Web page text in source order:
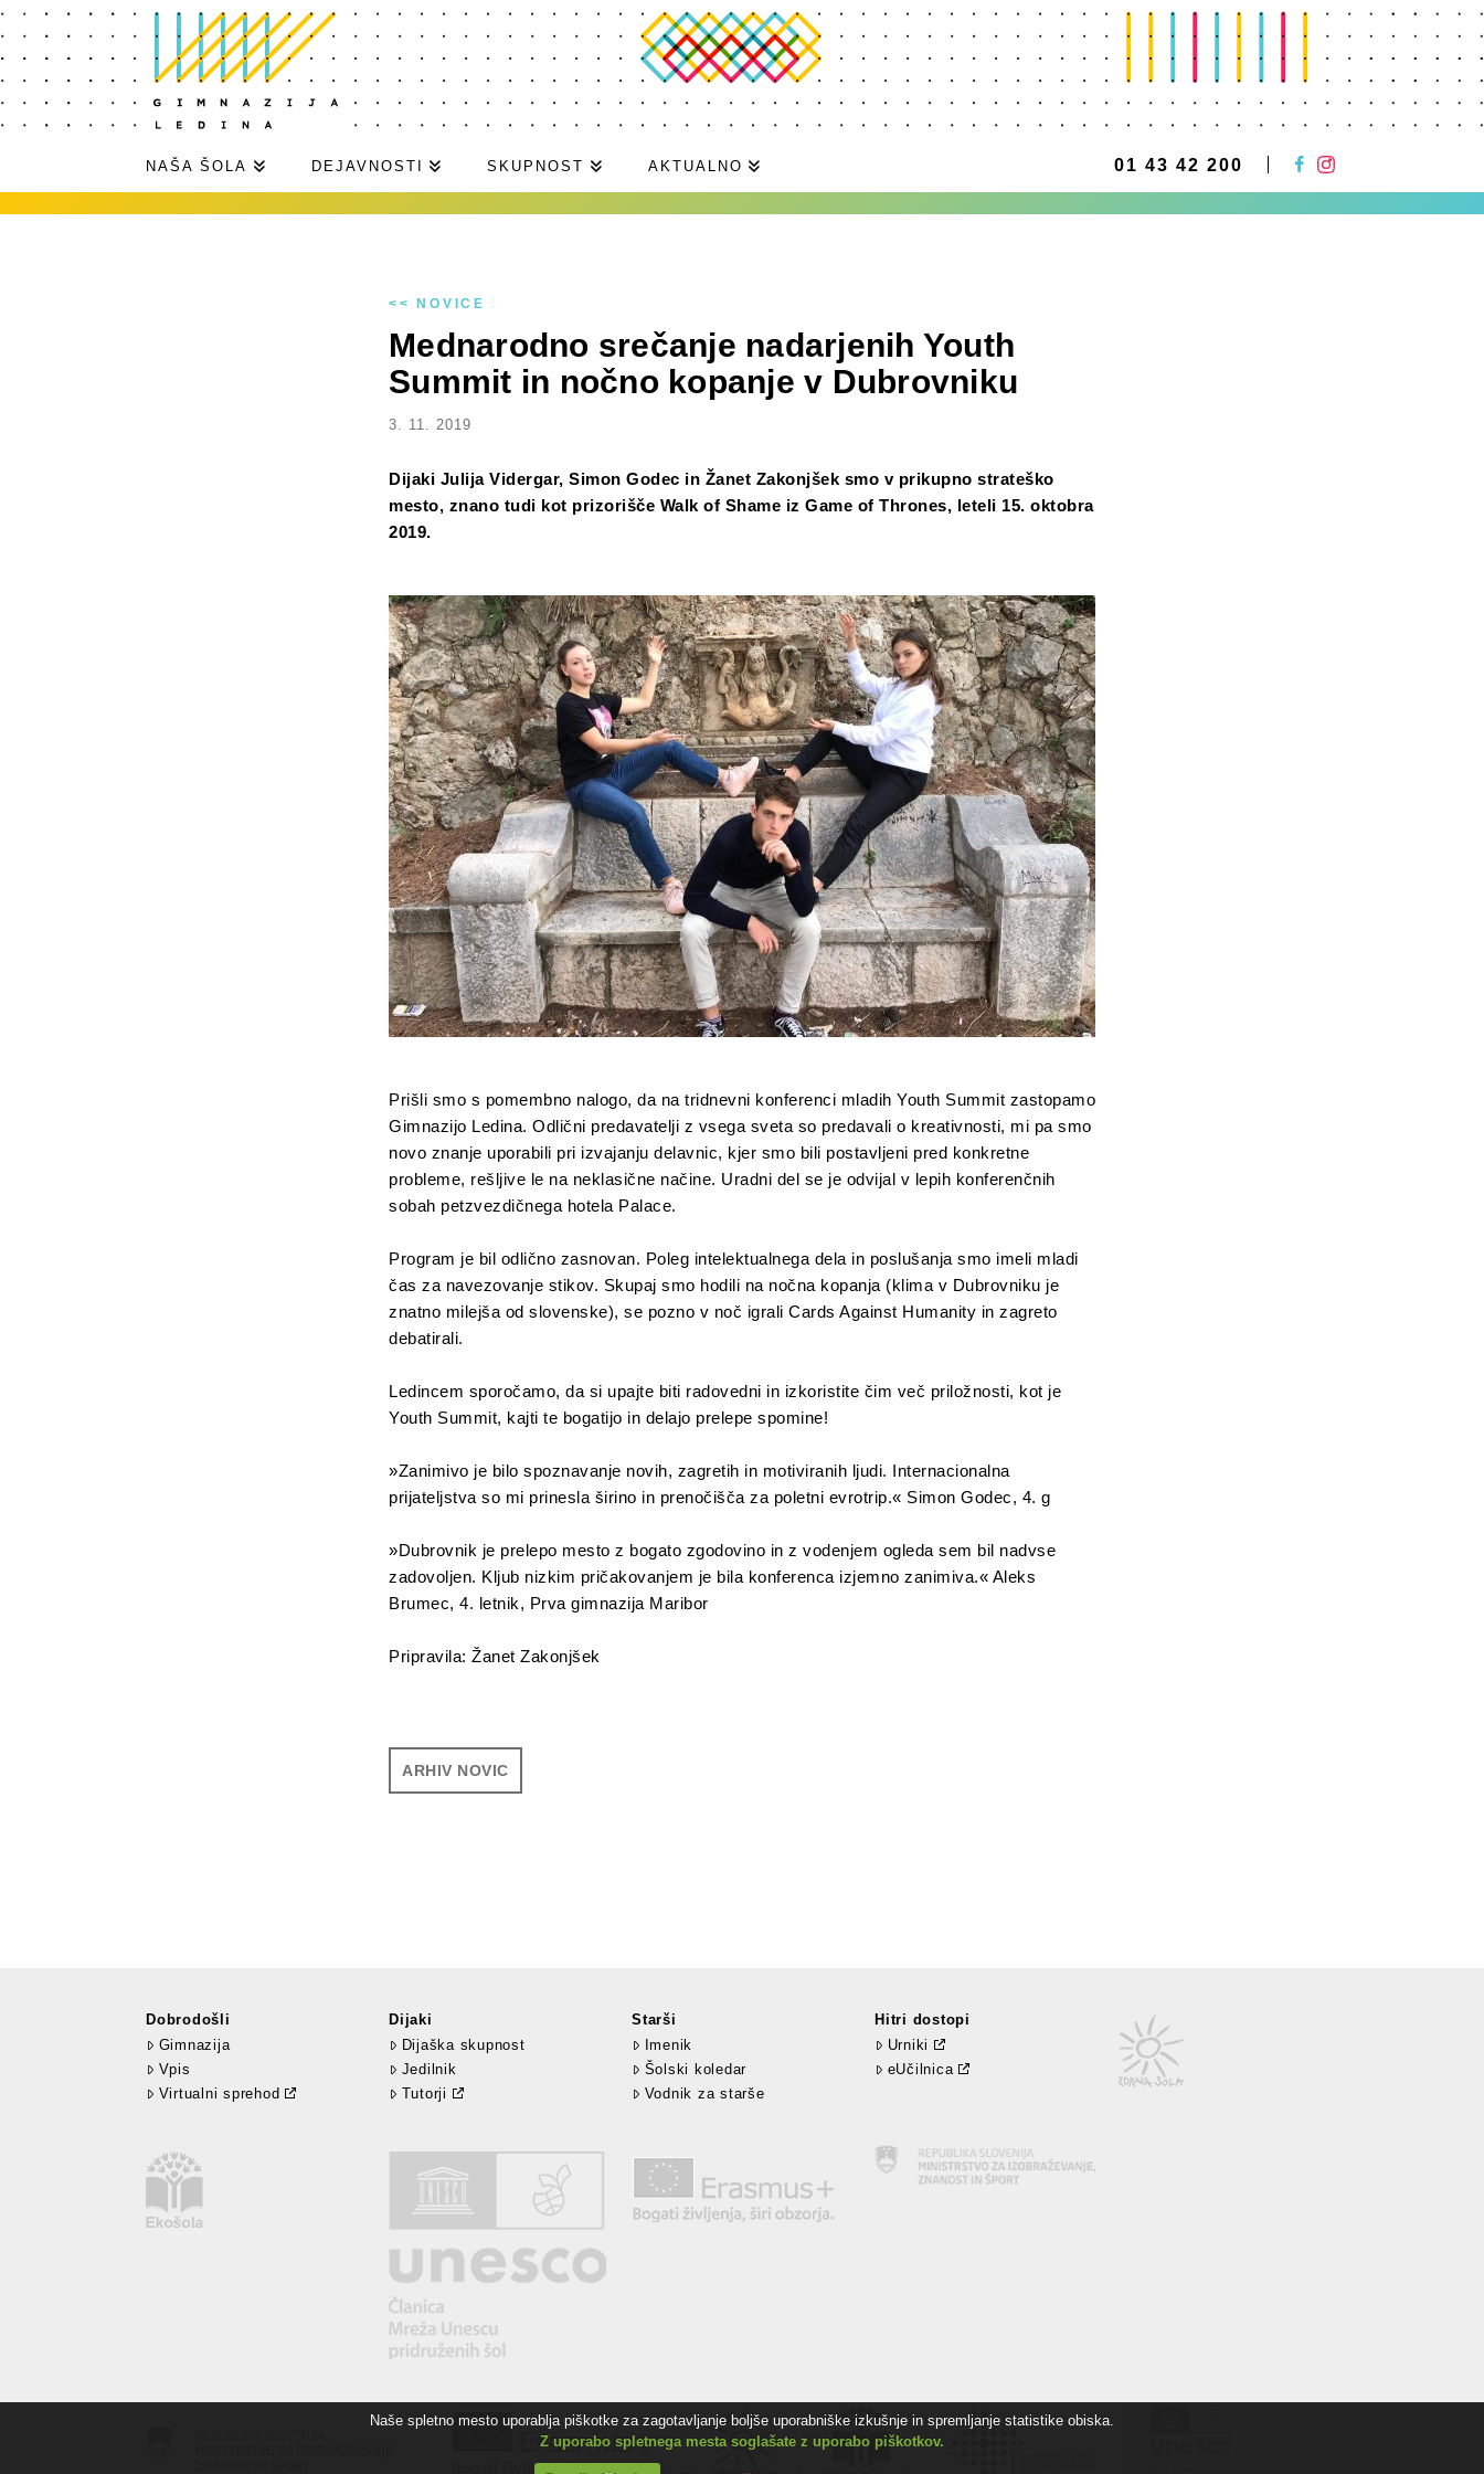
NAŠA ŠOLA DEJAVNOSTI SKUPNOST AKTUALNO 01 43 42 200
<< NOVICE
Mednarodno srečanje nadarjenih Youth
Summit in nočno kopanje v Dubrovniku
3. 11. 2019
Dijaki Julija Vidergar, Simon Godec in Žanet Zakonjšek smo v prikupno strateško
mesto, znano tudi kot prizorišče Walk of Shame iz Game of Thrones, leteli 15. oktobra
2019.
Prišli smo s pomembno nalogo, da na tridnevni konferenci mladih Youth Summit zastopamo
Gimnazijo Ledina. Odlični predavatelji z vsega sveta so predavali o kreativnosti, mi pa smo
novo znanje uporabili pri izvajanju delavnic, kjer smo bili postavljeni pred konkretne
probleme, rešljive le na neklasične načine. Uradni del se je odvijal v lepih konferenčnih
sobah petzvezdičnega hotela Palace.
Program je bil odlično zasnovan. Poleg intelektualnega dela in poslušanja smo imeli mladi
čas za navezovanje stikov. Skupaj smo hodili na nočna kopanja (klima v Dubrovniku je
znatno milejša od slovenske), se pozno v noč igrali Cards Against Humanity in zagreto
debatirali.
Ledincem sporočamo, da si upajte biti radovedni in izkoristite čim več priložnosti, kot je
Youth Summit, kajti te bogatijo in delajo prelepe spomine!
»Zanimivo je bilo spoznavanje novih, zagretih in motiviranih ljudi. Internacionalna
prijateljstva so mi prinesla širino in prenočišča za poletni evrotrip.« Simon Godec, 4. g
»Dubrovnik je prelepo mesto z bogato zgodovino in z vodenjem ogleda sem bil nadvse
zadovoljen. Kljub nizkim pričakovanjem je bila konferenca izjemno zanimiva.« Aleks
Brumec, 4. letnik, Prva gimnazija Maribor
Pripravila: Žanet Zakonjšek
ARHIV NOVIC
Dobrodošli
Gimnazija
Vpis
Virtualni sprehod
Dijaki
Dijaška skupnost
Jedilnik
Tutorji
Starši
Imenik
Šolski koledar
Vodnik za starše
Hitri dostopi
Urniki
eUčilnica
Naše spletno mesto uporablja piškotke za zagotavljanje boljše uporabniške izkušnje in spremljanje statistike obiska.
Z uporabo spletnega mesta soglašate z uporabo piškotkov.